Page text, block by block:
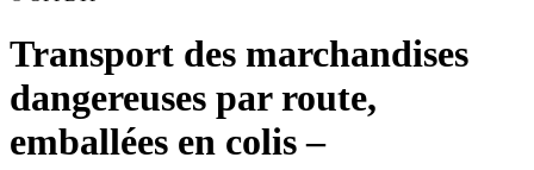
Transport des marchandises
dangereuses par route,
emballées en colis –